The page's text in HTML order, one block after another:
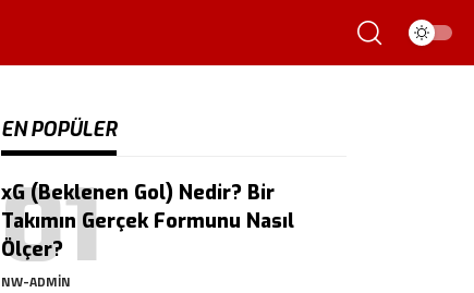
EN POPÜLER
xG (Beklenen Gol) Nedir? Bir
Takımın Gerçek Formunu Nasıl
Ölçer?
NW-ADMIN